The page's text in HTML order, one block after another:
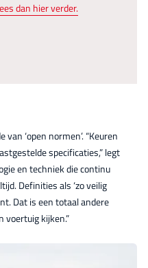
dan hier verder.
‘open normen’. “Keuren
specificaties,” legt
en techniek die continu
Definities als ‘zo veilig
Dat is een totaal andere
voertuig kijken.”